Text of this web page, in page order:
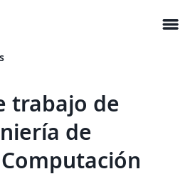
menu
trabajo de
de